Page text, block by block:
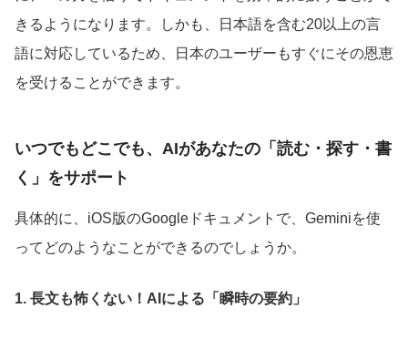
きるようになります。しかも、日本語を含む20以上の言
語に対応しているため、日本のユーザーもすぐにその恩恵
を受けることができます。
いつでもどこでも、AIがあなたの「読む・探す・書
く」をサポート
具体的に、iOS版のGoogleドキュメントで、Geminiを使
ってどのようなことができるのでしょうか。
1. 長文も怖くない！AIによる「瞬時の要約」